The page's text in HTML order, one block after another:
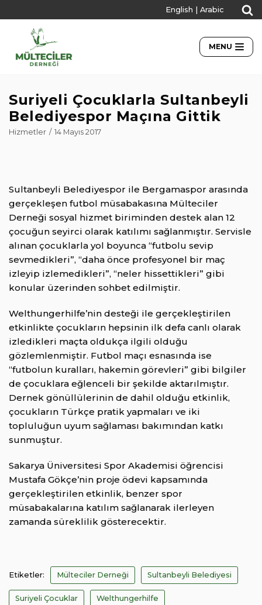
English Arabic
MENU
Suriyeli Çocuklarla Sultanbeyli
Belediyespor Maçına Gittik
Hizmetler 14 Mayıs 2017
Sultanbeyli Belediyespor ile Bergamaspor arasında
gerçekleşen futbol müsabakasına Mülteciler
Derneği sosyal hizmet biriminden destek alan 12
çocuğun seyirci olarak katılımı sağlanmıştır. Servisle
alınan çocuklarla yol boyunca “futbolu sevip
sevmedikleri”, “daha önce profesyonel bir maç
izleyip izlemedikleri”, “neler hissettikleri” gibi
konular üzerinden sohbet edilmiştir.
Welthungerhilfe’nin desteği ile gerçekleştirilen
etkinlikte çocukların hepsinin ilk defa canlı olarak
izledikleri maçta oldukça ilgili olduğu
gözlemlenmiştir. Futbol maçı esnasında ise
“futbolun kuralları, hakemin görevleri” gibi bilgiler
de çocuklara eğlenceli bir şekilde aktarılmıştır.
Dernek gönüllülerinin de dahil olduğu etkinlik,
çocukların Türkçe pratik yapmaları ve iki
topluluğun uyum sağlaması bakımından katkı
sunmuştur.
Sakarya Üniversitesi Spor Akademisi öğrencisi
Mustafa Gökçe’nin proje ödevi kapsamında
gerçekleştirilen etkinlik, benzer spor
müsabakalarına katılım sağlanarak ilerleyen
zamanda süreklilik gösterecektir.
Etiketler: Mülteciler Derneği Sultanbeyli Belediyesi
Suriyeli Çocuklar Welthungerhilfe